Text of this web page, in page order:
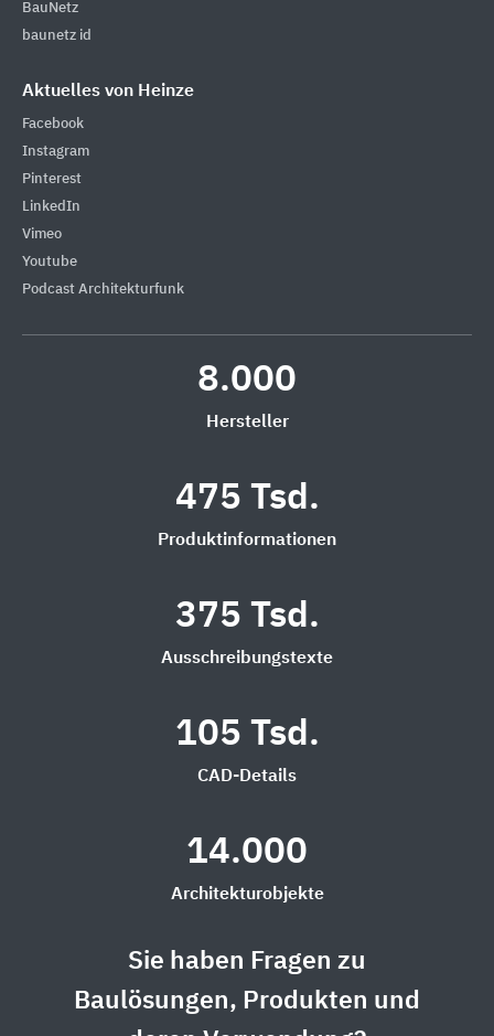
BauNetz
baunetz id
Aktuelles von Heinze
Facebook
Instagram
Pinterest
LinkedIn
Vimeo
Youtube
Podcast Architekturfunk
8.000
Hersteller
475 Tsd.
Produktinformationen
375 Tsd.
Ausschreibungstexte
105 Tsd.
CAD-Details
14.000
Architekturobjekte
Sie haben Fragen zu
Baulösungen, Produkten und